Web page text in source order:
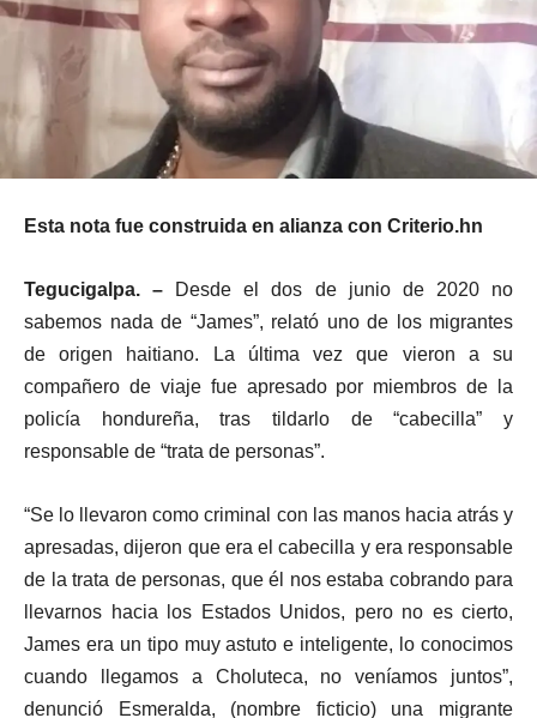
Esta nota fue construida en alianza con Criterio.hn
Tegucigalpa. – Desde el dos de junio de 2020 no
sabemos nada de “James”, relató uno de los migrantes
de origen haitiano. La última vez que vieron a su
compañero de viaje fue apresado por miembros de la
policía hondureña, tras tildarlo de “cabecilla” y
responsable de “trata de personas”.
“Se lo llevaron como criminal con las manos hacia atrás y
apresadas, dijeron que era el cabecilla y era responsable
de la trata de personas, que él nos estaba cobrando para
llevarnos hacia los Estados Unidos, pero no es cierto,
James era un tipo muy astuto e inteligente, lo conocimos
cuando llegamos a Choluteca, no veníamos juntos”,
denunció Esmeralda, (nombre ficticio) una migrante